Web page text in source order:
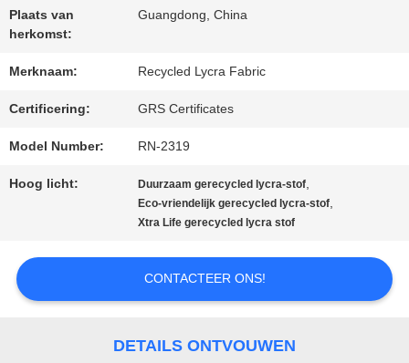
KWALITEITSCONTROLE
CONTACTEER
ONS
GEVALLEN
SITEMAP
Plaats van
herkomst:
Guangdong, China
Merknaam: Recycled Lycra Fabric
Certificering: GRS Certificates
Model Number: RN-2319
Hoog licht: Duurzaam gerecycled lycra-stof,
Eco-vriendelijk gerecycled lycra-stof,
Xtra Life gerecycled lycra stof
CONTACTEER ONS!
DETAILS ONTVOUWEN